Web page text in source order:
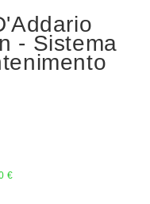
- Sistema
€